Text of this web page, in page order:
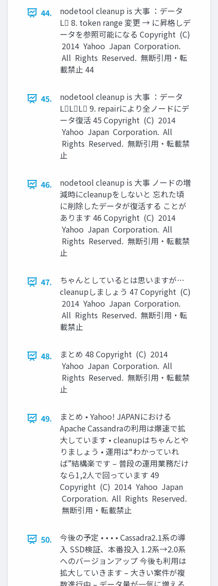
44.
nodetool cleanup is 大事 ：データ
L 8. token range 変更 → に昇格しデ
ータを参照可能になる Copyright (C)
2014 Yahoo Japan Corporation.
All Rights Reserved. 無断引用・転
載禁止 44
45.
nodetool cleanup is 大事 ：データ
LLL 9. repairにより全ノードにデ
ータ復活 45 Copyright (C) 2014
Yahoo Japan Corporation. All
Rights Reserved. 無断引用・転載禁
止
46.
nodetool cleanup is 大事 ノードの増
減時にcleanupをしないと 忘れた頃
に削除したデータが復活する ことが
あります 46 Copyright (C) 2014
Yahoo Japan Corporation. All
Rights Reserved. 無断引用・転載禁
止
47.
ちゃんとしているとは思いますが…
cleanupしましょう 47 Copyright (C)
2014 Yahoo Japan Corporation.
All Rights Reserved. 無断引用・転
載禁止
48.
まとめ 48 Copyright (C) 2014
Yahoo Japan Corporation. All
Rights Reserved. 無断引用・転載禁
止
49.
まとめ • Yahoo! JAPANにおける
Apache Cassandraの利用は爆速で拡
大しています • cleanupはちゃんとや
りましょう • 運用は“わかっていれ
ば”結構楽です – 普段の運用業務だけ
なら1,2人で回っています 49
Copyright (C) 2014 Yahoo Japan
Corporation. All Rights Reserved.
無断引用・転載禁止
50.
今後の予定 • • • • Cassadra2.1系の導
入 SSD検証、本番投入 1.2系→2.0系
へのバージョンアップ 今後も利用は
拡大していきます – 大きい案件が複